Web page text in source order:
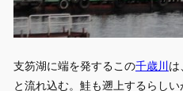
支笏湖に端を発するこの千歳川は
と流れ込む。鮭も遡上するらし